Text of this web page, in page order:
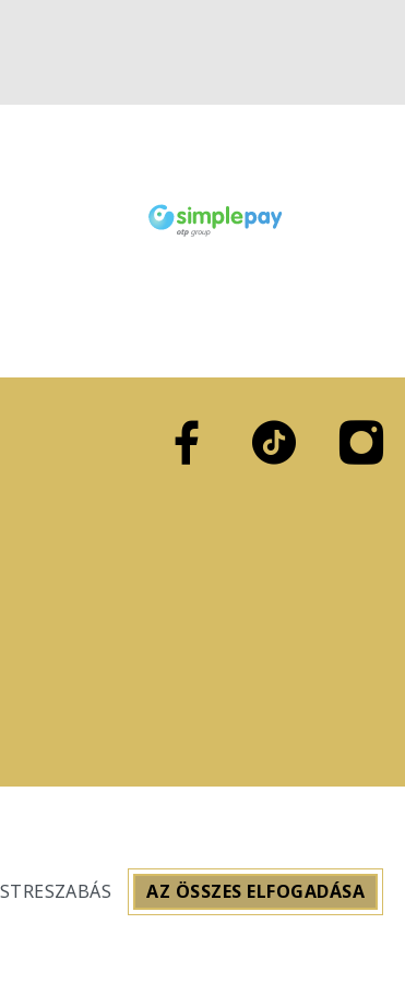
szerződési feltételek
AZ ÖSSZES ELFOGADÁSA